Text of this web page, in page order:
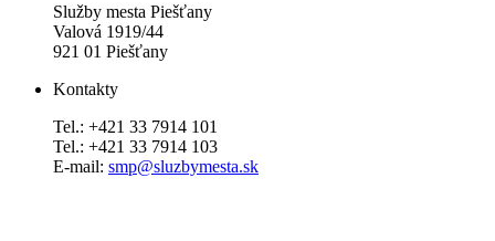
Služby mesta Piešťany
Valová 1919/44
921 01 Piešťany
Kontakty
Tel.: +421 33 7914 101
Tel.: +421 33 7914 103
E-mail: smp@sluzbymesta.sk